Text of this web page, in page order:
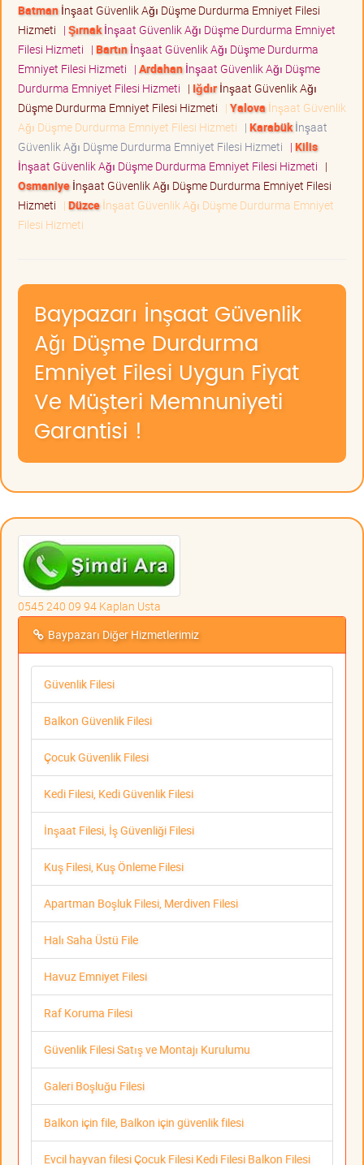
Batmanİnşaat Güvenlik Ağı Düşme Durdurma Emniyet Filesi
Hizmeti | Şırnakİnşaat Güvenlik Ağı Düşme Durdurma Emniyet
Filesi Hizmeti | Bartınİnşaat Güvenlik Ağı Düşme Durdurma
Emniyet Filesi Hizmeti | Ardahanİnşaat Güvenlik Ağı Düşme
Durdurma Emniyet Filesi Hizmeti | Iğdırİnşaat Güvenlik Ağı
Düşme Durdurma Emniyet Filesi Hizmeti | Yalova İnşaat Güvenlik
Ağı Düşme Durdurma Emniyet Filesi Hizmeti | Karabükİnşaat
Güvenlik Ağı Düşme Durdurma Emniyet Filesi Hizmeti | Kilis
İnşaat Güvenlik Ağı Düşme Durdurma Emniyet Filesi Hizmeti |
Osmaniyeİnşaat Güvenlik Ağı Düşme Durdurma Emniyet Filesi
Hizmeti | Düzceİnşaat Güvenlik Ağı Düşme Durdurma Emniyet
Filesi Hizmeti
Baypazarı İnşaat Güvenlik
Ağı Düşme Durdurma
Emniyet Filesi Uygun Fiyat
Ve Müşteri Memnuniyeti
Garantisi !
0545 240 09 94 Kaplan Usta
Baypazarı Diğer Hizmetlerimiz
Güvenlik Filesi
Balkon Güvenlik Filesi
Çocuk Güvenlik Filesi
Kedi Filesi, Kedi Güvenlik Filesi
İnşaat Filesi, İş Güvenliği Filesi
Kuş Filesi, Kuş Önleme Filesi
Apartman Boşluk Filesi, Merdiven Filesi
Halı Saha Üstü File
Havuz Emniyet Filesi
Raf Koruma Filesi
Güvenlik Filesi Satış ve Montajı Kurulumu
Galeri Boşluğu Filesi
Balkon için file, Balkon için güvenlik filesi
Evcil hayvan filesi Çocuk Filesi Kedi Filesi Balkon Filesi